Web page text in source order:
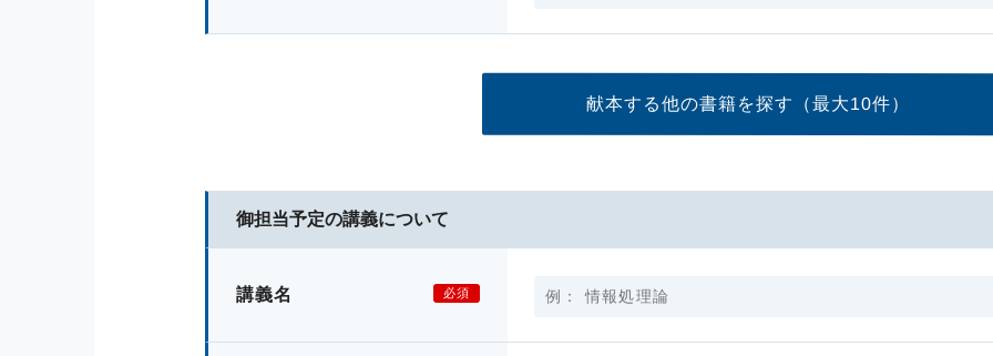
献本する他の書籍を探す （最大10件）
御担当予定の講義について
講義名 必須